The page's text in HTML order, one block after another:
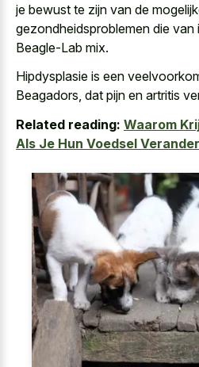
je bewust te zijn van de
gezondheidsproblemen die
Beagle-Lab mix.
Hipdysplasie is een
Beagadors, dat pijn en artritis
Related reading: Waarom
Als Je Hun Voedsel